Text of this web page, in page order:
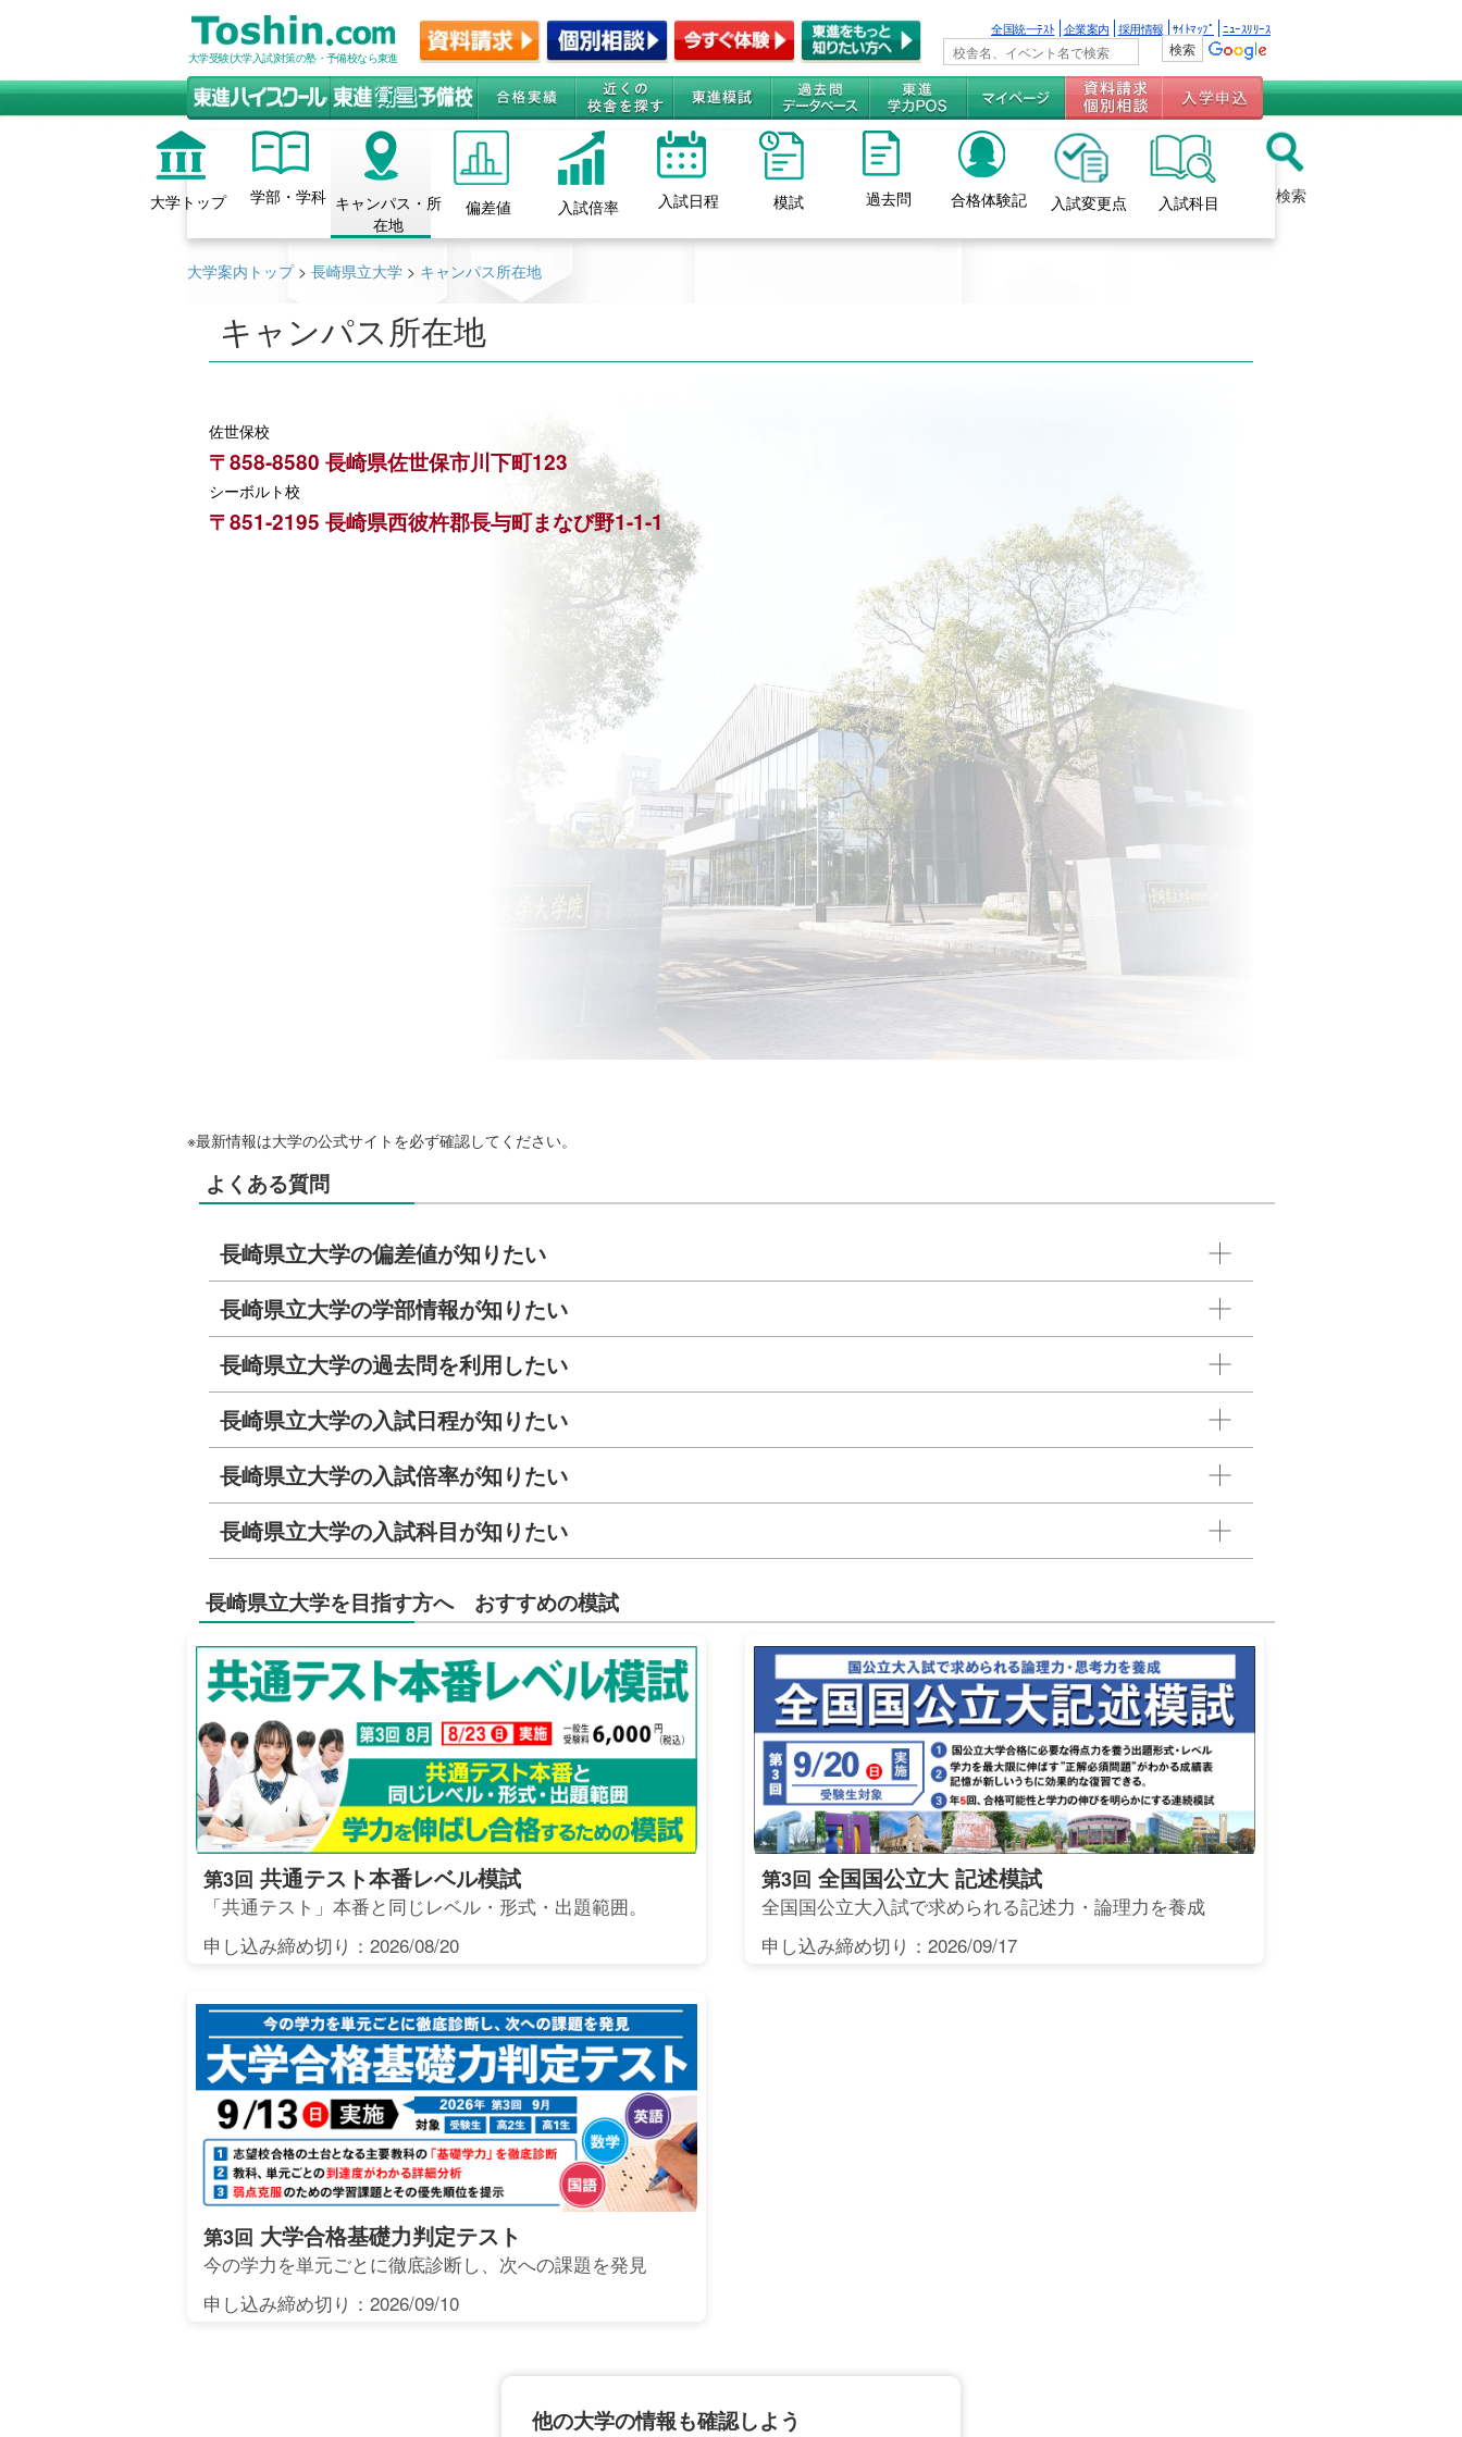
大学受験(大学入試)対策の塾・予備校なら東進
全国統一ﾃｽﾄ 企業案内 採用情報 ｻｲﾄﾏｯﾌﾟ ﾆｭｰｽﾘﾘｰｽ
大学トップ 学部・学科 キャンパス・所
在地
偏差値 入試倍率 入試日程 模試 過去問 合格体験記 入試変更点 入試科目 検索
大学案内トップ> 長崎県立大学 > キャンパス所在地
キャンパス所在地
佐世保校
〒858-8580 長崎県佐世保市川下町123
シーボルト校
〒851-2195 長崎県西彼杵郡長与町まなび野1-1-1
※最新情報は大学の公式サイトを必ず確認してください。
よくある質問
長崎県立大学の偏差値が知りたい
長崎県立大学の学部情報が知りたい
長崎県立大学の過去問を利用したい
長崎県立大学の入試日程が知りたい
長崎県立大学の入試倍率が知りたい
長崎県立大学の入試科目が知りたい
長崎県立大学を目指す方へ おすすめの模試
第3回 共通テスト本番レベル模試
「共通テスト」本番と同じレベル・形式・出題範囲。
申し込み締め切り：2026/08/20
第3回 全国国公立大 記述模試
全国国公立大入試で求められる記述力・論理力を養成
申し込み締め切り：2026/09/17
第3回 大学合格基礎力判定テスト
今の学力を単元ごとに徹底診断し、次への課題を発見
申し込み締め切り：2026/09/10
他の大学の情報も確認しよう